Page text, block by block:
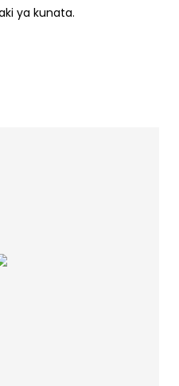
ya kunata.